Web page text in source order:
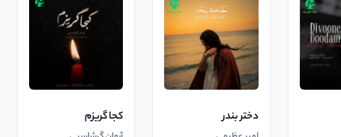
دختر بندر کجا گریزم